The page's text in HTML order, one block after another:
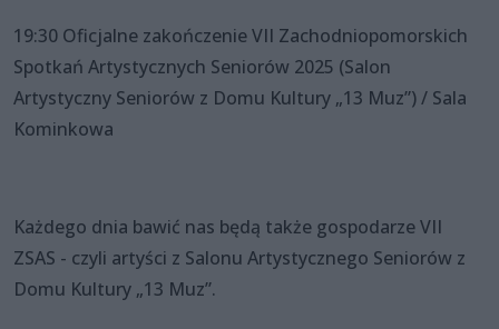
19:30 Oficjalne zakończenie VII Zachodniopomorskich
Spotkań Artystycznych Seniorów 2025 (Salon
Artystyczny Seniorów z Domu Kultury „13 Muz”) / Sala
Kominkowa
Każdego dnia bawić nas będą także gospodarze VII
ZSAS - czyli artyści z Salonu Artystycznego Seniorów z
Domu Kultury „13 Muz”.